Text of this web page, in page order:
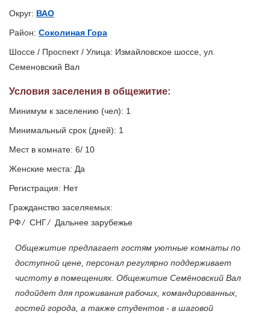
Округ: ВАО
Район: Соколиная Гора
Шоссе / Проспект / Улица: Измайловское шоссе, ул.
Семеновский Вал
Условия заселения в общежитие:
Минимум к заселению (чел): 1
Минимальный срок (дней): 1
Мест в комнате: 6/ 10
Женские места: Да
Регистрация: Нет
Гражданство заселяемых:
РФ/ СНГ/ Дальнее зарубежье
Общежитие предлагает гостям уютные комнаты по
доступной цене, персонал регулярно поддерживает
чистоту в помещениях. Общежитие Семёновский Вал
подойдет для проживания рабочих, командированных,
гостей города, а также студентов - в шаговой